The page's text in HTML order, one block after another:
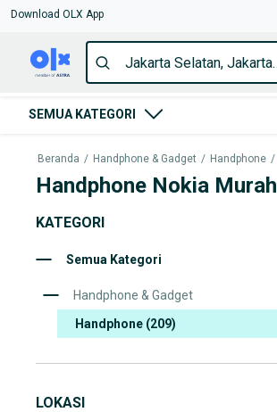
Download OLX App
SEMUA KATEGORI
Beranda / Handphone & Gadget / Handphone /
Handphone Nokia Murah
KATEGORI
Semua Kategori
Handphone & Gadget
Handphone (209)
LOKASI